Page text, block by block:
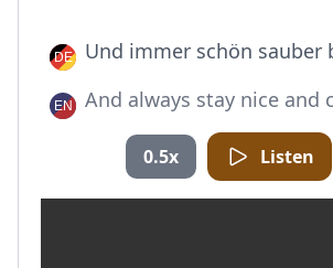
Und immer schön sauber
And always stay nice and
0.5x Listen